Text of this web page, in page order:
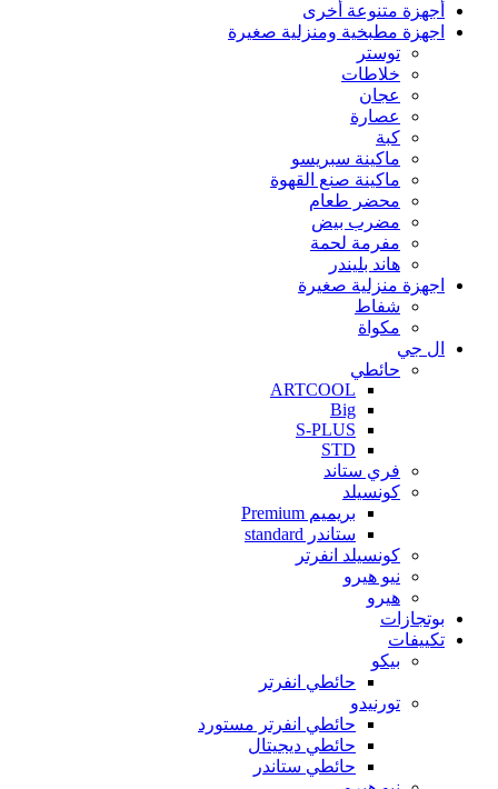
أجهزة متنوعة أخرى
اجهزة مطبخية ومنزلية صغيرة
توستر
خلاطات
عجان
عصارة
كبة
ماكينة سبريسو
ماكينة صنع القهوة
محضر طعام
مضرب بيض
مفرمة لحمة
هاند بليندر
اجهزة منزلية صغيرة
شفاط
مكواة
ال جي
حائطي
ARTCOOL
Big
S-PLUS
STD
فري ستاند
كونسيلد
بريميم Premium
ستاندر standard
كونسيلد انفرتر
نيو هيرو
هيرو
بوتجازات
تكييفات
بيكو
حائطي انفرتر
تورنيدو
حائطي انفرتر مستورد
حائطي ديجيتال
حائطي ستاندر